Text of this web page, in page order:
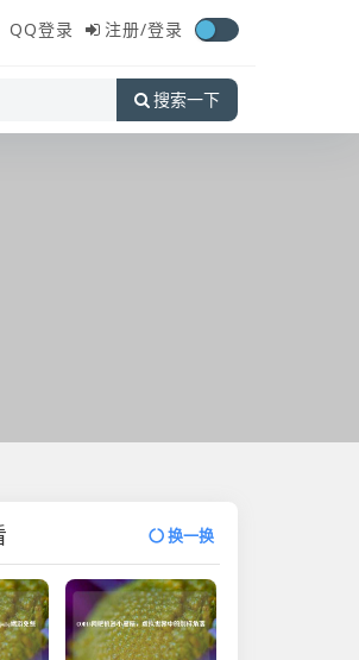
QQ登录 注册/登录
搜索一下
换一换